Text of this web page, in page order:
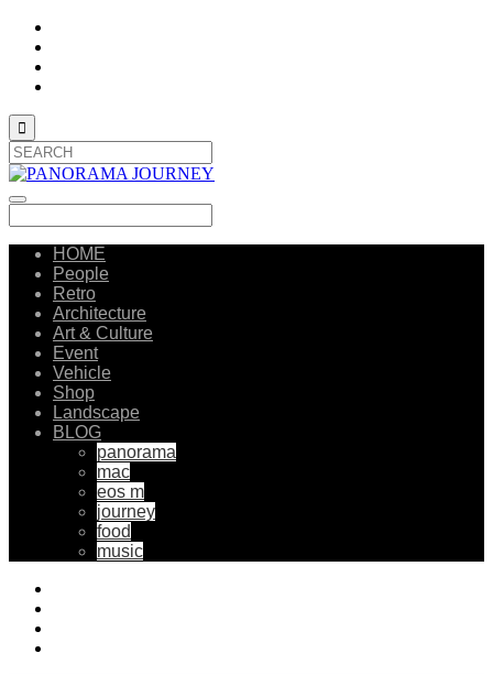

HOME
People
Retro
Architecture
Art & Culture
Event
Vehicle
Shop
Landscape
BLOG
panorama
mac
eos m
journey
food
music